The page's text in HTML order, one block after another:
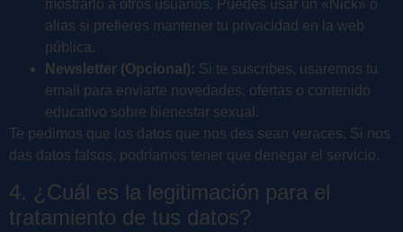
mostrarlo a otros usuarios. Puedes usar un «Nick» o
alias si prefieres mantener tu privacidad en la web
pública.
Newsletter (Opcional): Si te suscribes, usaremos tu
email para enviarte novedades, ofertas o contenido
educativo sobre bienestar sexual.
Te pedimos que los datos que nos des sean veraces. Si nos
das datos falsos, podríamos tener que denegar el servicio.
4. ¿Cuál es la legitimación para el
tratamiento de tus datos?